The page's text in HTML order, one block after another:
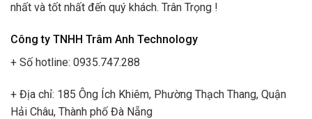
nhất và tốt nhất đến quý khách. Trân Trọng !
Công ty TNHH Trâm Anh Technology
+ Số hotline: 0935.747.288
+ Địa chỉ: 185 Ông Ích Khiêm, Phường Thạch Thang, Quận
Hải Châu, Thành phố Đà Nẵng